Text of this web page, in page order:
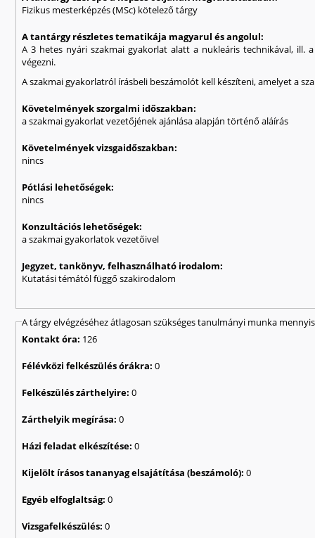
Fizikus mesterképzés (MSc) kötelező tárgy
A tantárgy részletes tematikája magyarul és angolul:
A 3 hetes nyári szakmai gyakorlat alatt a nukleáris technikával,
végezni.
A szakmai gyakorlatról írásbeli beszámolót kell készíteni, amelyet a
Követelmények szorgalmi időszakban:
a szakmai gyakorlat vezetőjének ajánlása alapján történő aláírás
Követelmények vizsgaidőszakban:
nincs
Pótlási lehetőségek:
nincs
Konzultációs lehetőségek:
a szakmai gyakorlatok vezetőivel
Jegyzet, tankönyv, felhasználható irodalom:
Kutatási témától függő szakirodalom
A tárgy elvégzéséhez átlagosan szükséges tanulmányi munka
Kontakt óra: 126
Félévközi felkészülés órákra:0
Felkészülés zárthelyire:0
Zárthelyik megírása:0
Házi feladat elkészítése:0
Kijelölt írásos tananyag elsajátítása (beszámoló):0
Egyéb elfoglaltság:0
Vizsgafelkészülés:0